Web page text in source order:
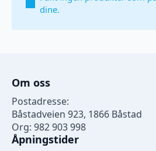
dine.
Om oss
Postadresse:
Båstadveien 923, 1866 Båstad
Org: 982 903 998
Åpningstider